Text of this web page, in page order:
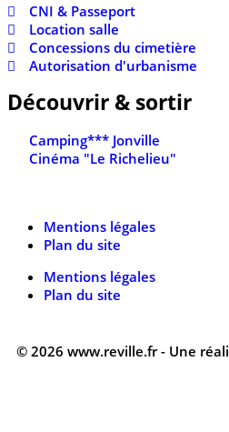
CNI & Passeport
Location salle
Concessions du cimetière
Autorisation d'urbanisme
Découvrir & sortir
Camping*** Jonville
Cinéma "Le Richelieu"
Mentions légales
Plan du site
Mentions légales
Plan du site
© 2026 www.reville.fr - Une